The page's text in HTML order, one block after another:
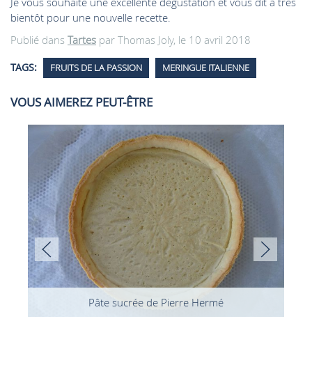
bientôt pour une nouvelle recette.
Publié dans Tartes par Thomas Joly, le 10 avril 2018
TAGS: FRUITS DE LA PASSION MERINGUE ITALIENNE
VOUS AIMEREZ PEUT-ÊTRE
Pâte sucrée de Pierre Hermé